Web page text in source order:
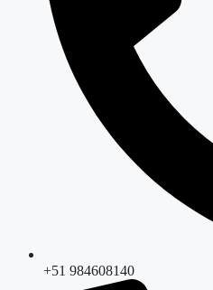
+51 984608140